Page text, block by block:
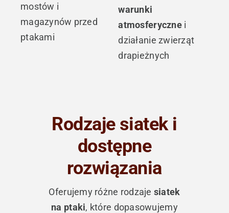
Rodzaje siatek i
dostępne
rozwiązania
Oferujemy różne rodzaje siatek
na ptaki, które dopasowujemy
mostów i
magazynów przed
ptakami
warunki
atmosferycznei
działanie zwierząt
drapieżnych